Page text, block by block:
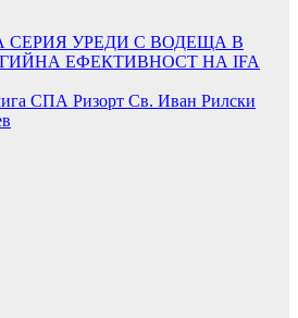
СЕРИЯ УРЕДИ С ВОДЕЩА В
ЕФЕКТИВНОСТ НА IFA
СПА Ризорт Св. Иван Рилски